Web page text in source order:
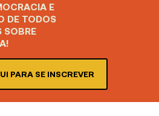
E
DE TODOS
SOBRE
PARA SE INSCREVER